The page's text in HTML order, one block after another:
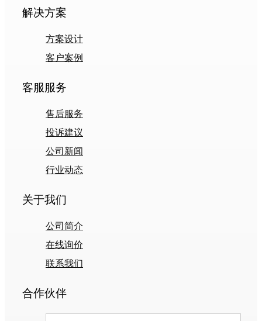
解决方案
方案设计
客户案例
客服服务
售后服务
投诉建议
公司新闻
行业动态
关于我们
公司简介
在线询价
联系我们
合作伙伴